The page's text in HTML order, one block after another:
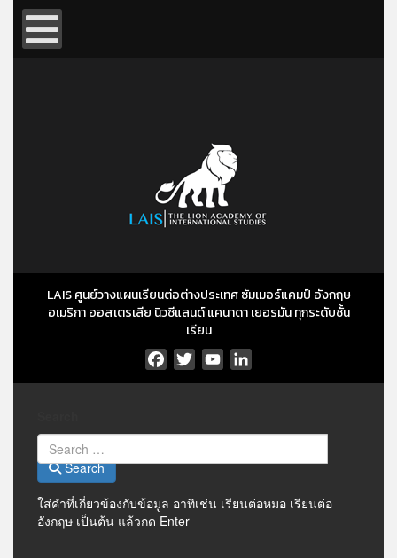
LAIS ศูนย์วางแผนเรียนต่อต่างประเทศ ซัมเมอร์แคมป์ อังกฤษ
อเมริกา ออสเตรเลีย นิวซีแลนด์ แคนาดา เยอรมัน ทุกระดับชั้น
เรียน
Facebook
TwitterYouTubeLinkedIn
Search
ใส่คำที่เกี่ยวข้องกับข้อมูล อาทิเช่น เรียนต่อหมอ เรียนต่อ
อังกฤษ เป็นต้น แล้วกด Enter